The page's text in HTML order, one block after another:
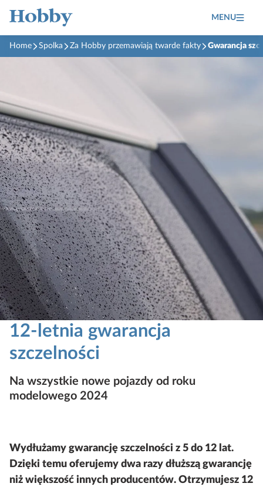
MENU
Home Spolka Za Hobby przemawiają twarde fakty Gwarancja
12-letnia gwarancja
szczelności
Na wszystkie nowe pojazdy od roku
modelowego 2024
Wydłużamy gwarancję szczelności z 5 do 12 lat.
Dzięki temu oferujemy dwa razy dłuższą gwarancję
niż większość innych producentów. Otrzymujesz 12